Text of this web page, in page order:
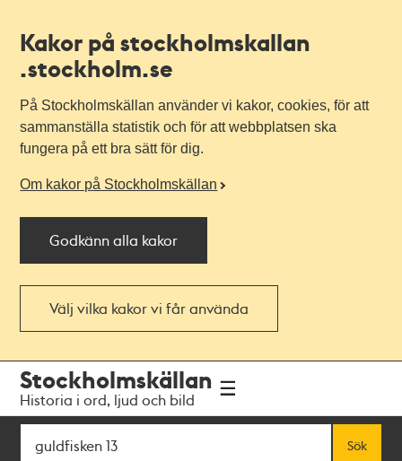
Kakor på stockholmskallan
.stockholm.se
På Stockholmskällan använder vi kakor, cookies, för att
sammanställa statistik och för att webbplatsen ska
fungera på ett bra sätt för dig.
Om kakor på Stockholmskällan
Godkänn alla kakor
Välj vilka kakor vi får använda
navigationen
huvudinnehållet
Stockholmskällan
Historia i ord, ljud och bild
Sök
Sök